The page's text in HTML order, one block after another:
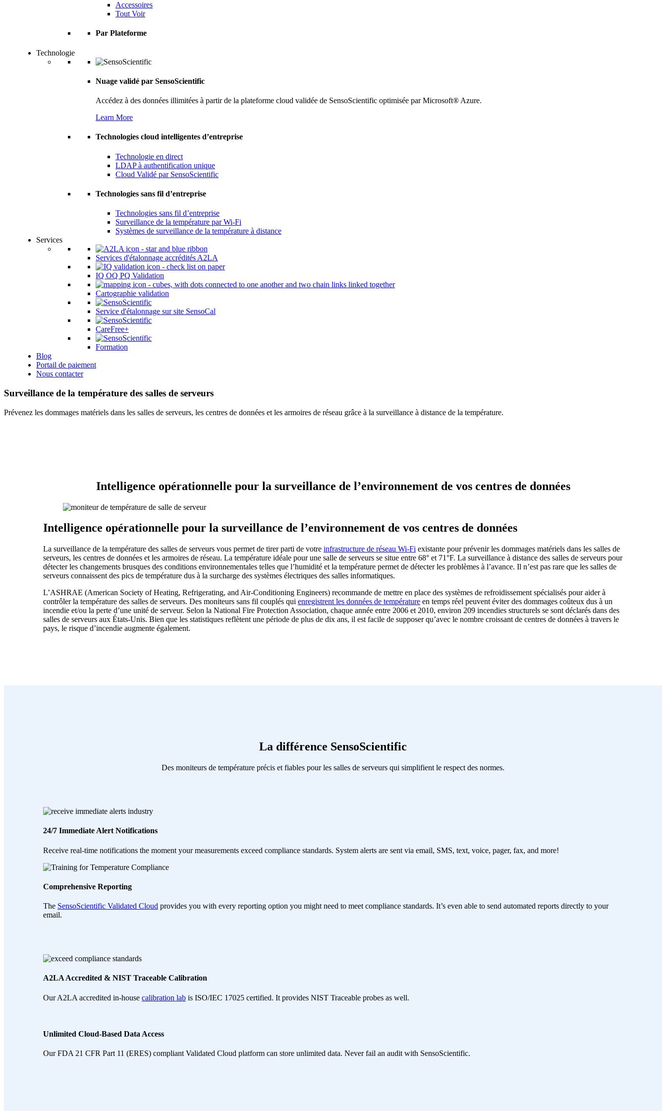
Accessoires
Tout Voir
Par Plateforme
Technologie
Nuage validé par SensoScientific
Accédez à des données illimitées à partir de la plateforme cloud validée de SensoScientific optimisée par Microsoft® Azure.
Learn More
Technologies cloud intelligentes d’entreprise
Technologie en direct
LDAP à authentification unique
Cloud Validé par SensoScientific
Technologies sans fil d’entreprise
Technologies sans fil d’entreprise
Surveillance de la température par Wi-Fi
Systèmes de surveillance de la température à distance
Services
Services d'étalonnage accrédités A2LA
IQ OQ PQ Validation
Cartographie validation
Service d'étalonnage sur site SensoCal
CareFree+
Formation
Blog
Portail de paiement
Nous contacter
Surveillance de la température des salles de serveurs
Prévenez les dommages matériels dans les salles de serveurs, les centres de données et les armoires de réseau grâce à la surveillance à distance de la température.
Intelligence opérationnelle pour la surveillance de l’environnement de vos centres de données
Intelligence opérationnelle pour la surveillance de l’environnement de vos centres de données
La surveillance de la température des salles de serveurs vous permet de tirer parti de votre infrastructure de réseau Wi-Fi existante pour prévenir les dommages matériels dans les salles de
serveurs, les centres de données et les armoires de réseau. La température idéale pour une salle de serveurs se situe entre 68° et 71°F. La surveillance à distance des salles de serveurs pour
détecter les changements brusques des conditions environnementales telles que l’humidité et la température permet de détecter les problèmes à l’avance. Il n’est pas rare que les salles de
serveurs connaissent des pics de température dus à la surcharge des systèmes électriques des salles informatiques.
L’ASHRAE (American Society of Heating, Refrigerating, and Air-Conditioning Engineers) recommande de mettre en place des systèmes de refroidissement spécialisés pour aider à
contrôler la température des salles de serveurs. Des moniteurs sans fil couplés qui enregistrent les données de température en temps réel peuvent éviter des dommages coûteux dus à un
incendie et/ou la perte d’une unité de serveur. Selon la National Fire Protection Association, chaque année entre 2006 et 2010, environ 209 incendies structurels se sont déclarés dans des
salles de serveurs aux États-Unis. Bien que les statistiques reflètent une période de plus de dix ans, il est facile de supposer qu’avec le nombre croissant de centres de données à travers le
pays, le risque d’incendie augmente également.
La différence SensoScientific
Des moniteurs de température précis et fiables pour les salles de serveurs qui simplifient le respect des normes.
24/7 Immediate Alert Notifications
Receive real-time notifications the moment your measurements exceed compliance standards. System alerts are sent via email, SMS, text, voice, pager, fax, and more!
Comprehensive Reporting
The SensoScientific Validated Cloud provides you with every reporting option you might need to meet compliance standards. It’s even able to send automated reports directly to your
email.
A2LA Accredited & NIST Traceable Calibration
Our A2LA accredited in-house calibration lab is ISO/IEC 17025 certified. It provides NIST Traceable probes as well.
Unlimited Cloud-Based Data Access
Our FDA 21 CFR Part 11 (ERES) compliant Validated Cloud platform can store unlimited data. Never fail an audit with SensoScientific.